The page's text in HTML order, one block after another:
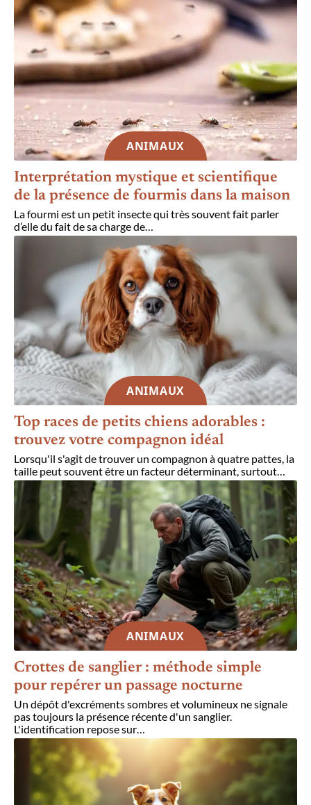
ANIMAUX
Interprétation mystique et scientifique
de la présence de fourmis dans la maison
La fourmi est un petit insecte qui très souvent fait parler
d’elle du fait de sa charge de
ANIMAUX
Top races de petits chiens adorables :
trouvez votre compagnon idéal
Lorsqu'il s'agit de trouver un compagnon à quatre pattes, la
taille peut souvent être un facteur déterminant, surtout…
ANIMAUX
Crottes de sanglier : méthode simple
pour repérer un passage nocturne
Un dépôt d'excréments sombres et volumineux ne signale
pas toujours la présence récente d'un sanglier.
L'identification repose sur…